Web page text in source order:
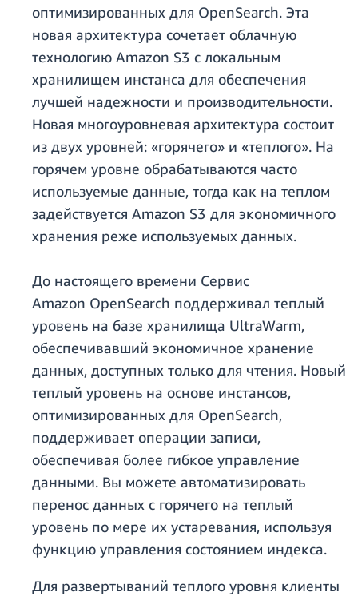
оптимизированных для OpenSearch. Эта
новая архитектура сочетает облачную
технологию Amazon S3 с локальным
хранилищем инстанса для обеспечения
лучшей надежности и производительности.
Новая многоуровневая архитектура состоит
из двух уровней: «горячего» и «теплого». На
горячем уровне обрабатываются часто
используемые данные, тогда как на теплом
задействуется Amazon S3 для экономичного
хранения реже используемых данных.
До настоящего времени Сервис
Amazon OpenSearch поддерживал теплый
уровень на базе хранилища UltraWarm,
обеспечивавший экономичное хранение
данных, доступных только для чтения. Новый
теплый уровень на основе инстансов,
оптимизированных для OpenSearch,
поддерживает операции записи,
обеспечивая более гибкое управление
данными. Вы можете автоматизировать
перенос данных с горячего на теплый
уровень по мере их устаревания, используя
функцию управления состоянием индекса.
Для развертываний теплого уровня клиенты